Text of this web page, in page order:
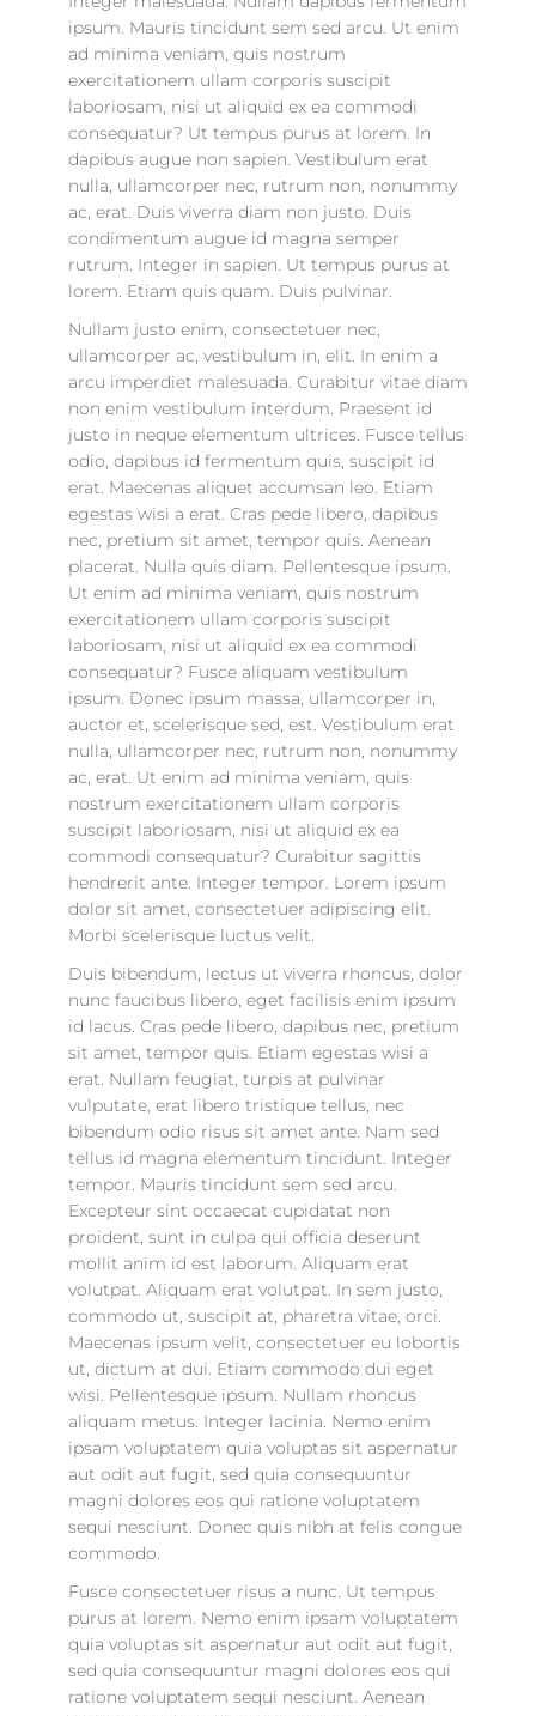
ipsum. Mauris tincidunt sem sed arcu. Ut enim
ad minima veniam, quis nostrum
exercitationem ullam corporis suscipit
laboriosam, nisi ut aliquid ex ea commodi
consequatur? Ut tempus purus at lorem. In
dapibus augue non sapien. Vestibulum erat
nulla, ullamcorper nec, rutrum non, nonummy
ac, erat. Duis viverra diam non justo. Duis
condimentum augue id magna semper
rutrum. Integer in sapien. Ut tempus purus at
lorem. Etiam quis quam. Duis pulvinar.
Nullam justo enim, consectetuer nec,
ullamcorper ac, vestibulum in, elit. In enim a
arcu imperdiet malesuada. Curabitur vitae diam
non enim vestibulum interdum. Praesent id
justo in neque elementum ultrices. Fusce tellus
odio, dapibus id fermentum quis, suscipit id
erat. Maecenas aliquet accumsan leo. Etiam
egestas wisi a erat. Cras pede libero, dapibus
nec, pretium sit amet, tempor quis. Aenean
placerat. Nulla quis diam. Pellentesque ipsum.
Ut enim ad minima veniam, quis nostrum
exercitationem ullam corporis suscipit
laboriosam, nisi ut aliquid ex ea commodi
consequatur? Fusce aliquam vestibulum
ipsum. Donec ipsum massa, ullamcorper in,
auctor et, scelerisque sed, est. Vestibulum erat
nulla, ullamcorper nec, rutrum non, nonummy
ac, erat. Ut enim ad minima veniam, quis
nostrum exercitationem ullam corporis
suscipit laboriosam, nisi ut aliquid ex ea
commodi consequatur? Curabitur sagittis
hendrerit ante. Integer tempor. Lorem ipsum
dolor sit amet, consectetuer adipiscing elit.
Morbi scelerisque luctus velit.
Duis bibendum, lectus ut viverra rhoncus, dolor
nunc faucibus libero, eget facilisis enim ipsum
id lacus. Cras pede libero, dapibus nec, pretium
sit amet, tempor quis. Etiam egestas wisi a
erat. Nullam feugiat, turpis at pulvinar
vulputate, erat libero tristique tellus, nec
bibendum odio risus sit amet ante. Nam sed
tellus id magna elementum tincidunt. Integer
tempor. Mauris tincidunt sem sed arcu.
Excepteur sint occaecat cupidatat non
proident, sunt in culpa qui officia deserunt
mollit anim id est laborum. Aliquam erat
volutpat. Aliquam erat volutpat. In sem justo,
commodo ut, suscipit at, pharetra vitae, orci.
Maecenas ipsum velit, consectetuer eu lobortis
ut, dictum at dui. Etiam commodo dui eget
wisi. Pellentesque ipsum. Nullam rhoncus
aliquam metus. Integer lacinia. Nemo enim
ipsam voluptatem quia voluptas sit aspernatur
aut odit aut fugit, sed quia consequuntur
magni dolores eos qui ratione voluptatem
sequi nesciunt. Donec quis nibh at felis congue
commodo.
Fusce consectetuer risus a nunc. Ut tempus
purus at lorem. Nemo enim ipsam voluptatem
quia voluptas sit aspernatur aut odit aut fugit,
sed quia consequuntur magni dolores eos qui
ratione voluptatem sequi nesciunt. Aenean